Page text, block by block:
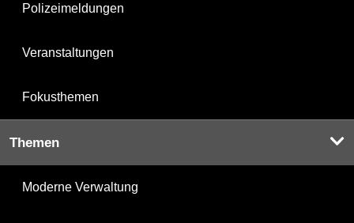
Polizeimeldungen
Veranstaltungen
Fokusthemen
Themen
Moderne Verwaltung